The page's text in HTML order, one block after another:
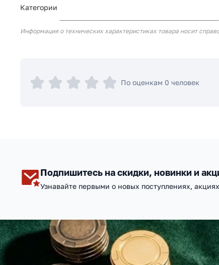
Категории
Информация о технических характеристиках товара носит
По оценкам 0 человек
Подпишитесь на скидки, новинки и
Узнавайте первыми о новых поступлениях,